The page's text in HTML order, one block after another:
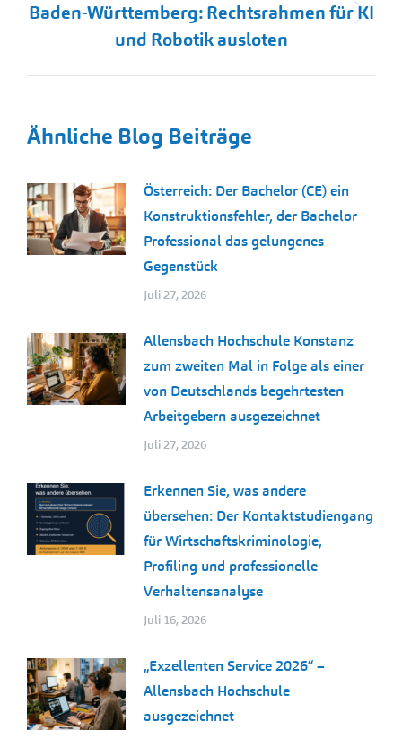
Nächster
Beitrag:
Baden-Württemberg: Rechtsrahmen für KI
und Robotik ausloten
Ähnliche Blog Beiträge
Österreich: Der Bachelor (CE) ein
Konstruktionsfehler, der Bachelor
Professional das gelungenes
Gegenstück
Juli 27, 2026
Allensbach Hochschule Konstanz
zum zweiten Mal in Folge als einer
von Deutschlands begehrtesten
Arbeitgebern ausgezeichnet
Juli 27, 2026
Erkennen Sie, was andere
übersehen: Der Kontaktstudiengang
für Wirtschaftskriminologie,
Profiling und professionelle
Verhaltensanalyse
Juli 16, 2026
„Exzellenten Service 2026“ –
Allensbach Hochschule
ausgezeichnet